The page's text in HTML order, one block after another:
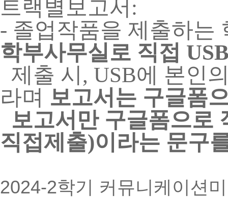
트랙별보고서:
- 졸업작품을 제출하는
학부사무실로 직접
제출 시, USB에 본인
라며 보고서는 구글폼
보고서만 구글폼으로
직접제출)이라는 문구
2024-2학기 커뮤니케이션